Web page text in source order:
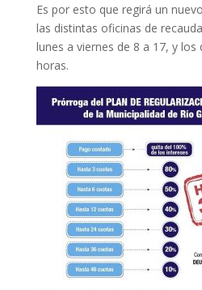
Es por esto que regirá un
las distintas oficinas de
lunes a viernes de 8 a 17, y los
horas.